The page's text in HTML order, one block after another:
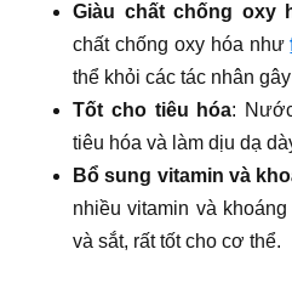
Giàu chất chống oxy
chất chống oxy hóa như
thể khỏi các tác nhân
Tốt cho tiêu hóa:
tiêu hóa và làm dịu dạ
Bổ sung vitamin và
nhiều vitamin và
và sắt, rất tốt cho cơ thể.